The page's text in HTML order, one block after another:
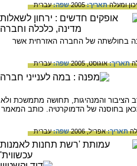
ומעלהתאריך:2005 שפה:עברית
בחולשתה של החברה האזרחית אשר
תאריך:אוגוסט, 2005 שפה:עברית
הציבור והמנהיגות, תחושה מתמשכת ולא
בחוסנה של הדמוקרטיה. כותב המאמר
תאריך:אפריל, 2006 שפה:עברית